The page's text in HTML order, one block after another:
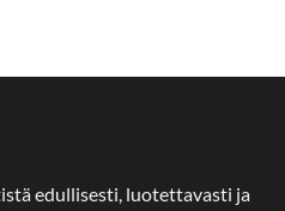
edullisesti, luotettavasti ja